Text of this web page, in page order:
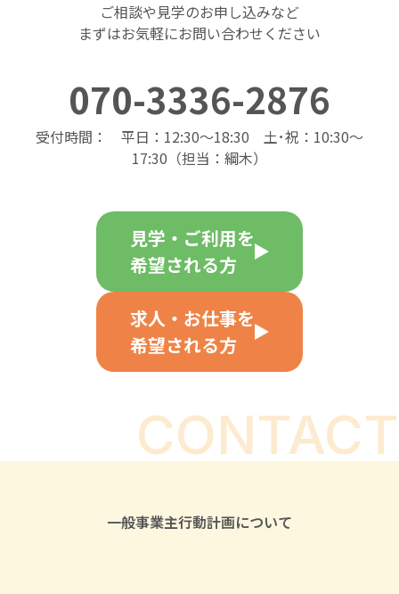
ご相談や見学のお申し込みなど
まずはお気軽にお問い合わせください
070-3336-2876
受付時間： 平日：12:30～18:30 土･祝：10:30～
17:30（担当：綱木）
見学・ご利用を
希望される方
求人・お仕事を
希望される方
CONTACT
一般事業主行動計画について